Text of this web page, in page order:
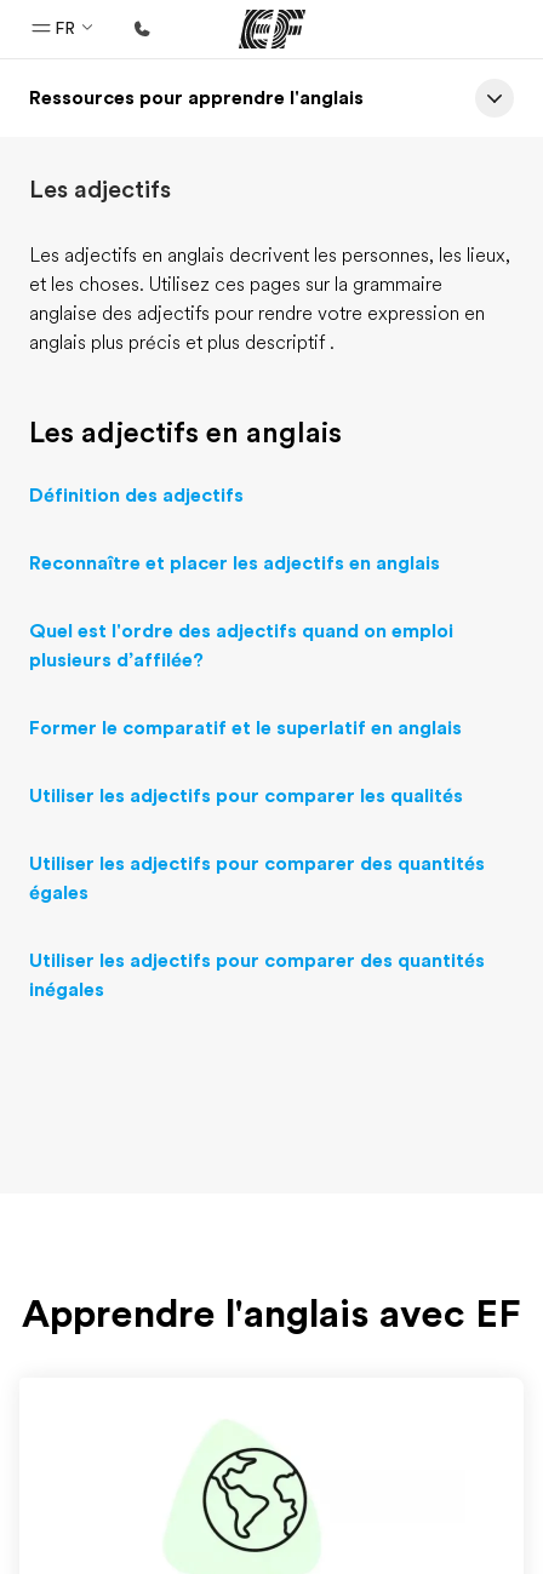
FR
Accueil
Programmes
Bureaux
Trouver un bureau
Qui sommes-nous ?
Rejoignez nos équipes
Ressources pour apprendre l'anglais
Les adjectifs
Les adjectifs en anglais decrivent les personnes, les lieux,
et les choses. Utilisez ces pages sur la grammaire
anglaise des adjectifs pour rendre votre expression en
anglais plus précis et plus descriptif .
Les adjectifs en anglais
Définition des adjectifs
Reconnaître et placer les adjectifs en anglais
Quel est l'ordre des adjectifs quand on emploi
plusieurs d’affilée?
Former le comparatif et le superlatif en anglais
Utiliser les adjectifs pour comparer les qualités
Utiliser les adjectifs pour comparer des quantités
égales
Utiliser les adjectifs pour comparer des quantités
inégales
Apprendre l'anglais avec EF